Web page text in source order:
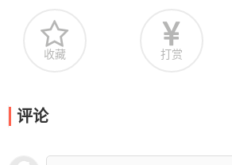
收藏 打赏
评论